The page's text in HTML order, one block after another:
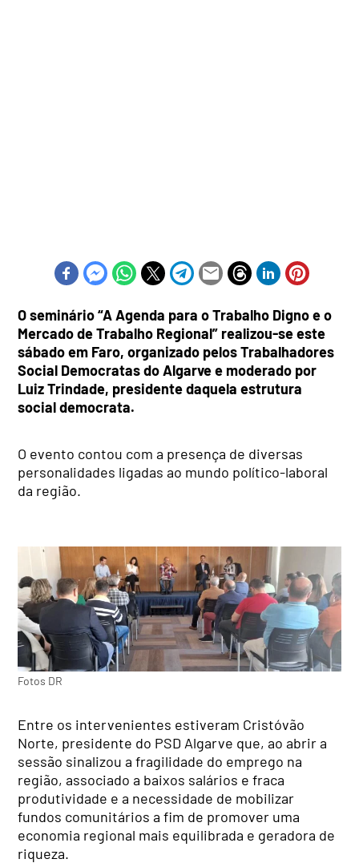
O seminário “A Agenda para o Trabalho Digno e o
Mercado de Trabalho Regional” realizou-se este
sábado em Faro, organizado pelos Trabalhadores
Social Democratas do Algarve e moderado por
Luiz Trindade, presidente daquela estrutura
social democrata.
O evento contou com a presença de diversas
personalidades ligadas ao mundo político-laboral
da região.
Fotos DR
Entre os intervenientes estiveram Cristóvão
Norte, presidente do PSD Algarve que, ao abrir a
sessão sinalizou a fragilidade do emprego na
região, associado a baixos salários e fraca
produtividade e a necessidade de mobilizar
fundos comunitários a fim de promover uma
economia regional mais equilibrada e geradora de
riqueza.